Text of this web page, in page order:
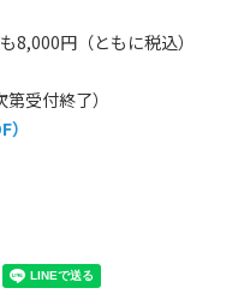
8,000円（ともに税込）
受付終了）